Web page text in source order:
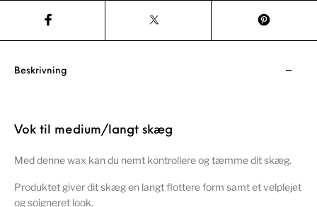
Beskrivning
Vok til medium/langt skæg
Med denne wax kan du nemt kontrollere og tæmme dit skæg.
Produktet giver dit skæg en langt flottere form samt et velplejet
og soigneret look.